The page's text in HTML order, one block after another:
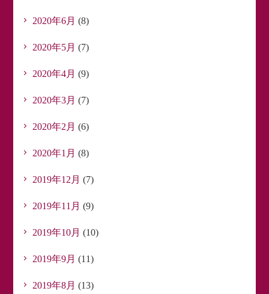
2020年6月 (8)
2020年5月 (7)
2020年4月 (9)
2020年3月 (7)
2020年2月 (6)
2020年1月 (8)
2019年12月 (7)
2019年11月 (9)
2019年10月 (10)
2019年9月 (11)
2019年8月 (13)